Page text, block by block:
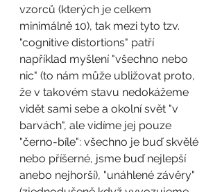
vzorců (kterých je celkem
minimálně 10), tak mezi tyto tzv.
"cognitive distortions" patří
například myšlení "všechno nebo
nic" (to nám může ubližovat proto,
že v takovém stavu nedokážeme
vidět sami sebe a okolní svět "v
barvách", ale vidíme jej pouze
"černo-bíle": všechno je buď skvělé
nebo příšerné, jsme buď nejlepší
anebo nejhorší), "unáhlené závěry"